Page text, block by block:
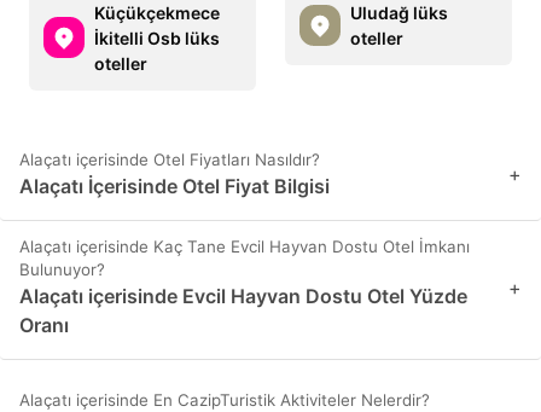
Küçükçekmece
İkitelli Osb lüks
oteller
Uludağ lüks
oteller
Alaçatı içerisinde Otel Fiyatları Nasıldır?
Alaçatı İçerisinde Otel Fiyat Bilgisi +
Alaçatı içerisinde Kaç Tane Evcil Hayvan Dostu Otel İmkanı
Bulunuyor?
Alaçatı içerisinde Evcil Hayvan Dostu Otel Yüzde
Oranı
+
Alaçatı içerisinde En CazipTuristik Aktiviteler Nelerdir?